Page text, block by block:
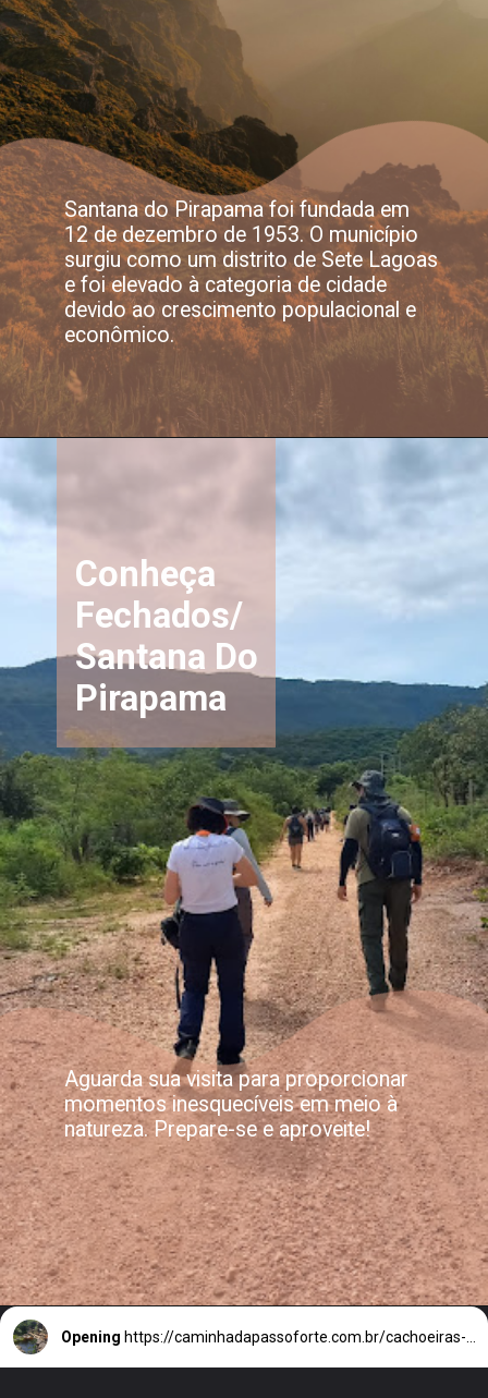
Santana do Pirapama foi fundada em
12 de dezembro de 1953. O município
surgiu como um distrito de Sete Lagoas
e foi elevado à categoria de cidade
devido ao crescimento populacional e
econômico.
Conheça
Fechados/
Santana Do
Pirapama
Aguarda sua visita para proporcionar
momentos inesquecíveis em meio à
natureza. Prepare-se e aproveite!
Opening